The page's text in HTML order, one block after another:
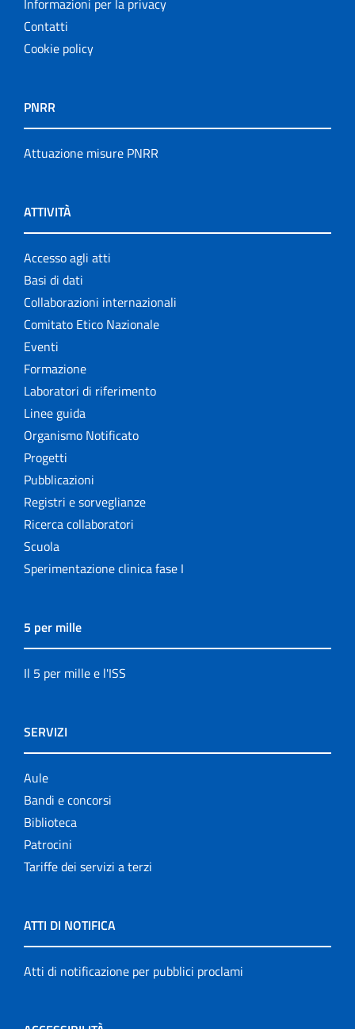
Informazioni per la privacy
Contatti
Cookie policy
PNRR
Attuazione misure PNRR
ATTIVITÀ
Accesso agli atti
Basi di dati
Collaborazioni internazionali
Comitato Etico Nazionale
Eventi
Formazione
Laboratori di riferimento
Linee guida
Organismo Notificato
Progetti
Pubblicazioni
Registri e sorveglianze
Ricerca collaboratori
Scuola
Sperimentazione clinica fase I
5 per mille
Il 5 per mille e l'ISS
SERVIZI
Aule
Bandi e concorsi
Biblioteca
Patrocini
Tariffe dei servizi a terzi
ATTI DI NOTIFICA
Atti di notificazione per pubblici proclami